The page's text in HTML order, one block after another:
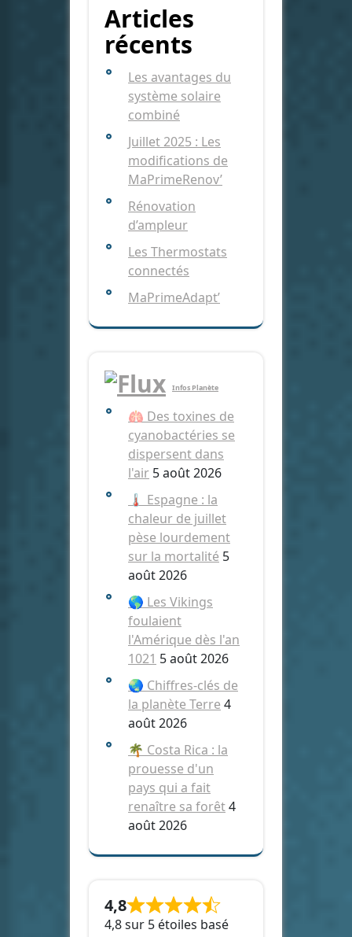
Articles
récents
Les avantages du
système solaire
combiné
Juillet 2025 : Les
modifications de
MaPrimeRenov’
Rénovation
d’ampleur
Les Thermostats
connectés
MaPrimeAdapt’
Infos Planète
🫁 Des toxines de
cyanobactéries se
dispersent dans
l'air 5 août 2026
🌡️ Espagne : la
chaleur de juillet
pèse lourdement
sur la mortalité 5
août 2026
🌎 Les Vikings
foulaient
l'Amérique dès l'an
1021 5 août 2026
🌏 Chiffres-clés de
la planète Terre 4
août 2026
🌴 Costa Rica : la
prouesse d'un
pays qui a fait
renaître sa forêt4
août 2026
4,8
4,8 sur 5 étoiles basé